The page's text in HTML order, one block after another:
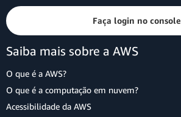
Faça login no console
Saiba mais sobre a AWS
O que é a AWS?
O que é a computação em nuvem?
Acessibilidade da AWS